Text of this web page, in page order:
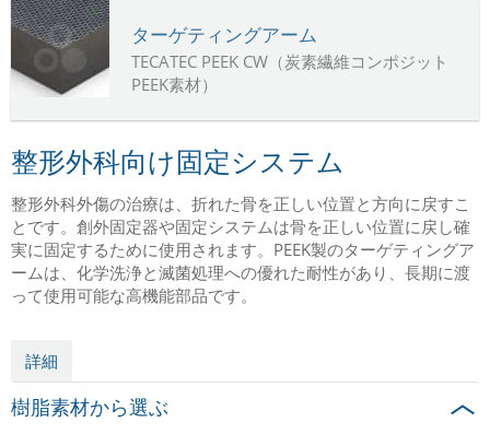
ターゲティングアーム
TECATEC PEEK CW（炭素繊維コンポジット
PEEK素材）
整形外科向け固定システム
整形外科外傷の治療は、折れた骨を正しい位置と方向に戻すこ
とです。創外固定器や固定システムは骨を正しい位置に戻し確
実に固定するために使用されます。PEEK製のターゲティングア
ームは、化学洗浄と滅菌処理への優れた耐性があり、長期に渡
って使用可能な高機能部品です。
詳細
樹脂素材から選ぶ